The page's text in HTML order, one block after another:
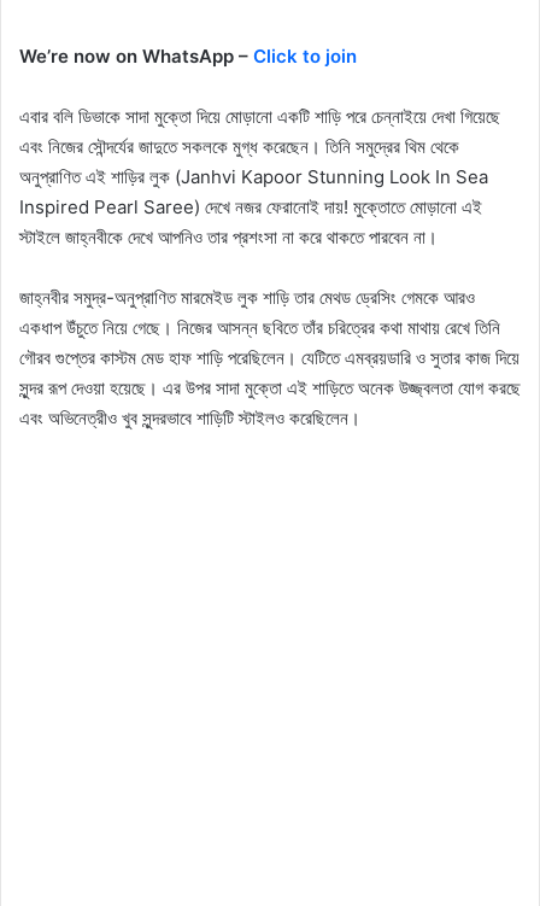
We’re now on WhatsApp – Click to join
এবার বলি ডিভাকে সাদা মুক্তো দিয়ে মোড়ানো একটি শাড়ি পরে চেন্নাইয়ে দেখা গিয়েছে
এবং নিজের সৌন্দর্যের জাদুতে সকলকে মুগ্ধ করেছেন। তিনি সমুদ্রের থিম থেকে
অনুপ্রাণিত এই শাড়ির লুক (Janhvi Kapoor Stunning Look In Sea
Inspired Pearl Saree) দেখে নজর ফেরানোই দায়! মুক্তোতে মোড়ানো এই
স্টাইলে জাহ্নবীকে দেখে আপনিও তার প্রশংসা না করে থাকতে পারবেন না।
জাহ্নবীর সমুদ্র-অনুপ্রাণিত মারমেইড লুক শাড়ি তার মেথড ড্রেসিং গেমকে আরও
একধাপ উঁচুতে নিয়ে গেছে। নিজের আসন্ন ছবিতে তাঁর চরিত্রের কথা মাথায় রেখে তিনি
গৌরব গুপ্তের কাস্টম মেড হাফ শাড়ি পরেছিলেন। যেটিতে এমব্রয়ডারি ও সুতার কাজ দিয়ে
সুন্দর রূপ দেওয়া হয়েছে। এর উপর সাদা মুক্তো এই শাড়িতে অনেক উজ্জ্বলতা যোগ করছে
এবং অভিনেত্রীও খুব সুন্দরভাবে শাড়িটি স্টাইলও করেছিলেন।